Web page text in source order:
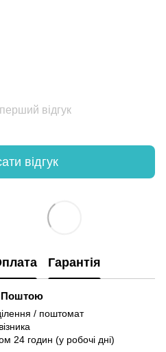
відгук
відгук
Гарантія
Поштою
/ поштомат
24 годин (у робочі дні)